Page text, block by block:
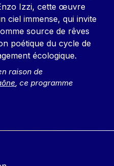
Izzi, cette œuvre
ciel immense, qui invite
source de rêves
poétique du cycle de
écologique.
raison de
, ce programme